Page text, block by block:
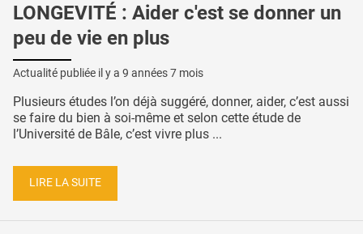
LONGEVITÉ : Aider c'est se donner un
peu de vie en plus
Actualité publiée il y a 9 années 7 mois
Plusieurs études l’on déjà suggéré, donner, aider, c’est aussi
se faire du bien à soi-même et selon cette étude de
l’Université de Bâle, c’est vivre plus ...
LIRE LA SUITE